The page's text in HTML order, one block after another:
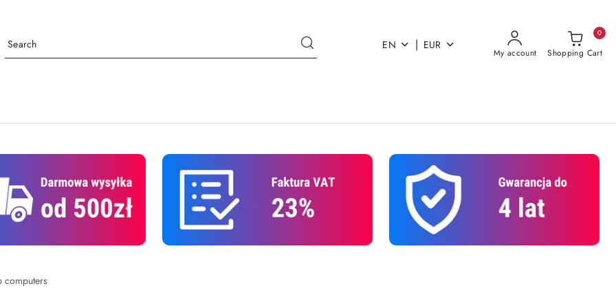
EN | EUR
My account Shopping Cart
0
computers